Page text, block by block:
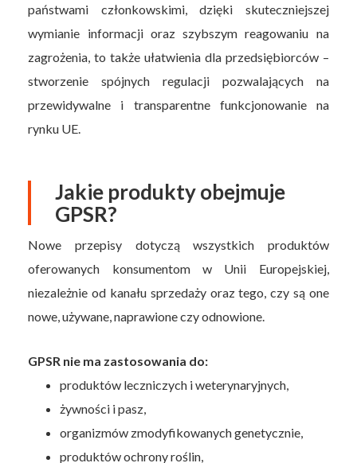
państwami członkowskimi, dzięki skuteczniejszej
wymianie informacji oraz szybszym reagowaniu na
zagrożenia, to także ułatwienia dla przedsiębiorców –
stworzenie spójnych regulacji pozwalających na
przewidywalne i transparentne funkcjonowanie na
rynku UE.
Jakie produkty obejmuje
GPSR?
Nowe przepisy dotyczą wszystkich produktów
oferowanych konsumentom w Unii Europejskiej,
niezależnie od kanału sprzedaży oraz tego, czy są one
nowe, używane, naprawione czy odnowione.
GPSR nie ma zastosowania do:
produktów leczniczych i weterynaryjnych,
żywności i pasz,
organizmów zmodyfikowanych genetycznie,
produktów ochrony roślin,